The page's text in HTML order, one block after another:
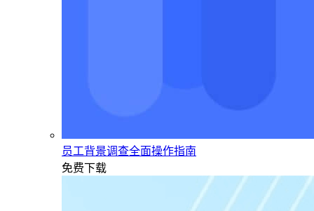
员工背景调查全面操作指南
免费下载